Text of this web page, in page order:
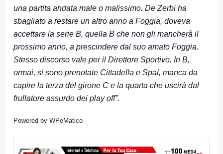
una partita andata male o malissimo. De Zerbi ha
sbagliato a restare un altro anno a Foggia, doveva
accettare la serie B, quella B che non gli mancherà il
prossimo anno, a prescindere dal suo amato Foggia.
Stesso discorso vale per il Direttore Sportivo. In B,
ormai, si sono prenotate Cittadella e Spal, manca da
capire la terza del girone C e la quarta che uscirà dal
frullatore assurdo dei play off”.
Powered by WPeMatico